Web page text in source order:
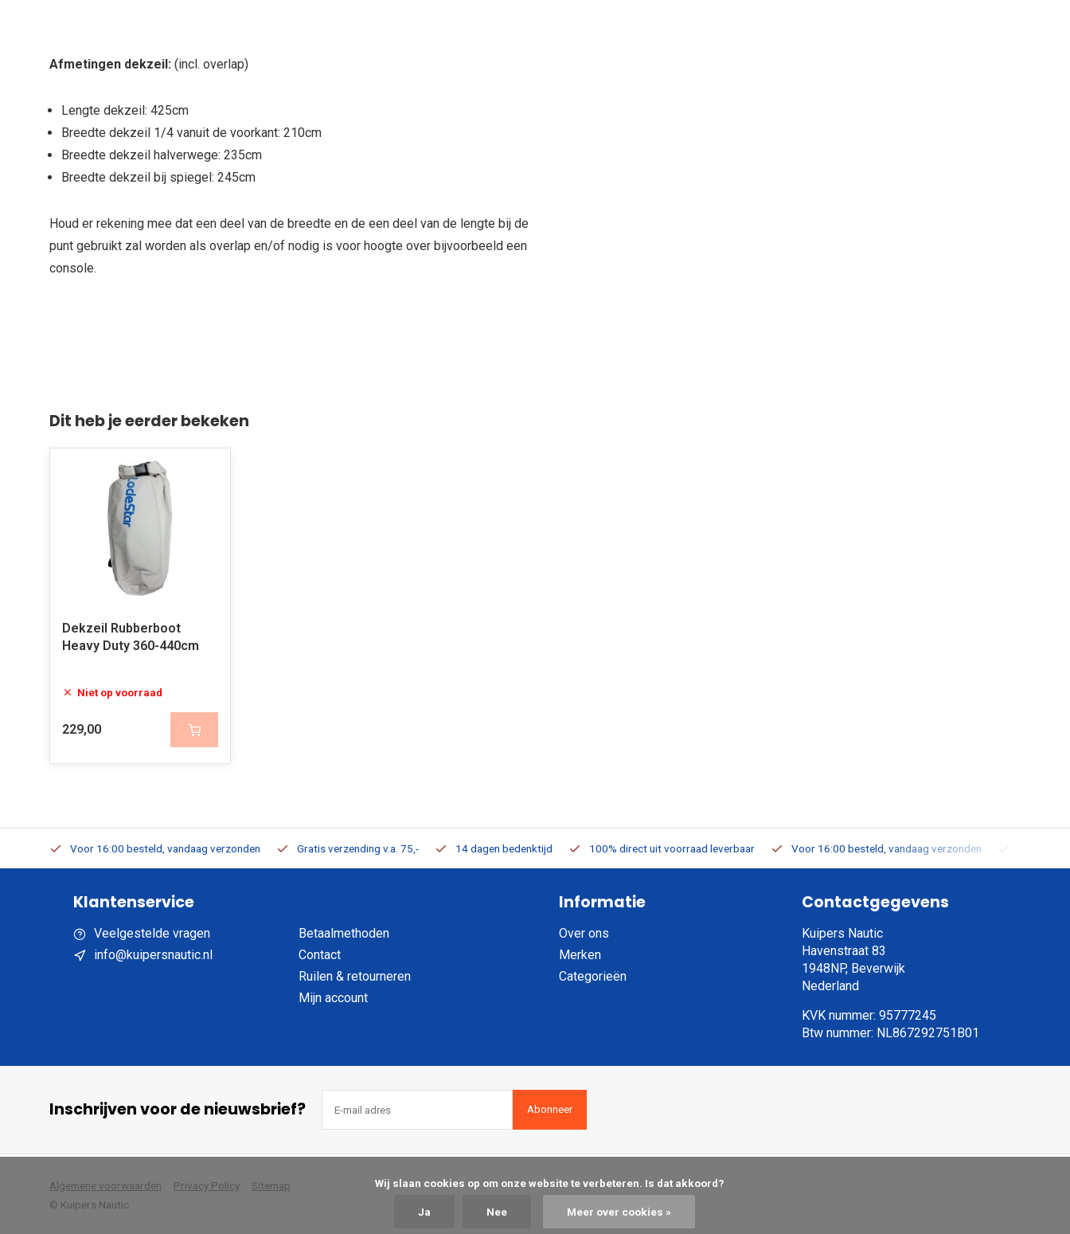
Afmetingen dekzeil: (incl. overlap)
Lengte dekzeil: 425cm
Breedte dekzeil 1/4 vanuit de voorkant: 210cm
Breedte dekzeil halverwege: 235cm
Breedte dekzeil bij spiegel: 245cm
Houd er rekening mee dat een deel van de breedte en de een deel van de lengte bij de
punt gebruikt zal worden als overlap en/of nodig is voor hoogte over bijvoorbeeld een
console.
Dit heb je eerder bekeken
Dekzeil Rubberboot
Heavy Duty 360-440cm
Niet op voorraad
229,00
Voor 16:00 besteld, vandaag verzonden Gratis verzending v.a. 75,- 14 dagen bedenktijd 100% direct uit voorraad leverbaar Voor 16:00 besteld, vandaag verzonden
Klantenservice
Veelgestelde vragen
info@kuipersnautic.nl
Betaalmethoden
Contact
Ruilen & retourneren
Mijn account
Informatie
Over ons
Merken
Categorieën
Contactgegevens
Kuipers Nautic
Havenstraat 83
1948NP, Beverwijk
Nederland
KVK nummer: 95777245
Btw nummer: NL867292751B01
Inschrijven voor de nieuwsbrief? Abonneer
Algemene voorwaarden Privacy Policy
Sitemap
© Kuipers Nautic
Ja Nee Meer over cookies »